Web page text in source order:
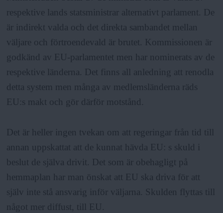
respektive lands statsministrar alternativt parlament. De
är indirekt valda och det direkta sambandet mellan
väljare och förtroendevald är brutet. Kommissionen är
godkänd av EU-parlamentet men har nominerats av de
respektive länderna. Det finns all anledning att renodla
detta system men många av medlemsländerna räds
EU:s makt och gör därför motstånd.
Det är heller ingen tvekan om att regeringar från tid till
annan uppskattat att de kunnat hävda EU: s skuld i
beslut de själva drivit. Det som är obehagligt på
hemmaplan har man önskat att EU ska driva för att
själv inte stå ansvarig inför väljarna. Skulden flyttas till
något mer diffust, till EU.